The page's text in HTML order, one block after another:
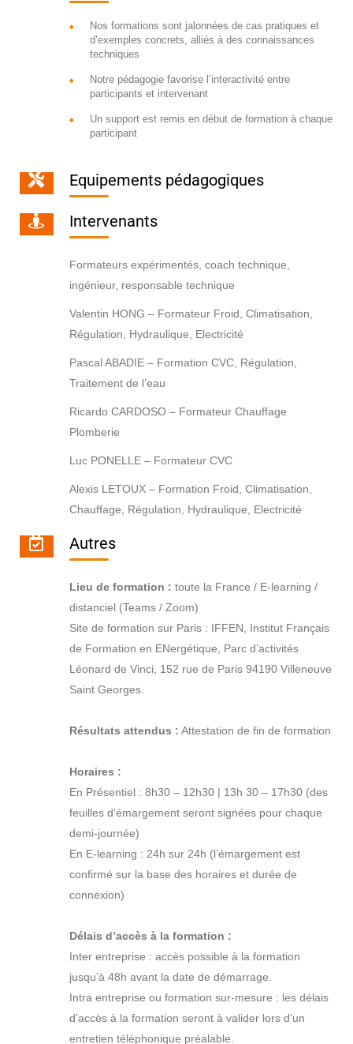
Nos formations sont jalonnées de cas pratiques et
d’exemples concrets, alliés à des connaissances
techniques
Notre pédagogie favorise l’interactivité entre
participants et intervenant
Un support est remis en début de formation à chaque
participant
Equipements pédagogiques
Intervenants
Formateurs expérimentés, coach technique,
ingénieur, responsable technique
Valentin HONG – Formateur Froid, Climatisation,
Régulation, Hydraulique, Electricité
Pascal ABADIE – Formation CVC, Régulation,
Traitement de l’eau
Ricardo CARDOSO – Formateur Chauffage
Plomberie
Luc PONELLE – Formateur CVC
Alexis LETOUX – Formation Froid, Climatisation,
Chauffage, Régulation, Hydraulique, Electricité
Autres
Lieu de formation : toute la France / E-learning /
distanciel (Teams / Zoom)
Site de formation sur Paris : IFFEN, Institut Français
de Formation en ENergétique, Parc d’activités
Léonard de Vinci, 152 rue de Paris 94190 Villeneuve
Saint Georges.
Résultats attendus : Attestation de fin de formation
Horaires :
En Présentiel : 8h30 – 12h30 | 13h 30 – 17h30 (des
feuilles d’émargement seront signées pour chaque
demi-journée)
En E-learning : 24h sur 24h (l’émargement est
confirmé sur la base des horaires et durée de
connexion)
Délais d’accès à la formation :
Inter entreprise : accès possible à la formation
jusqu’à 48h avant la date de démarrage.
Intra entreprise ou formation sur-mesure : les délais
d’accès à la formation seront à valider lors d’un
entretien téléphonique préalable.